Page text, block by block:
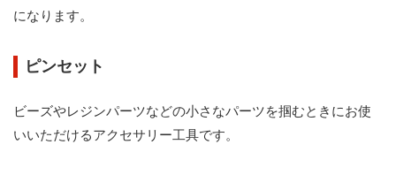
になります。
ピンセット
ビーズやレジンパーツなどの小さなパーツを掴むときにお使
いいただけるアクセサリー工具です。